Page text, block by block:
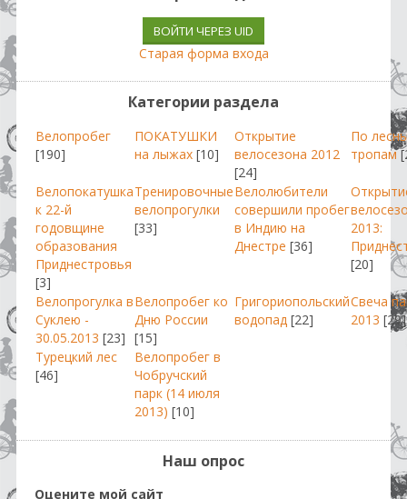
ВОЙТИ ЧЕРЕЗ UID
Старая форма входа
Категории раздела
Велопробег
[190]
ПОКАТУШКИ
на лыжах [10]
Открытие
велосезона 2012
[24]
По
тропам
Велопокатушка
к 22-й
годовщине
образования
Приднестровья
[3]
Тренировочные
велопрогулки
[33]
Велолюбители
совершили пробег
в Индию на
Днестре [36]
2013:
[20]
Велопрогулка в
Суклею -
30.05.2013 [23]
Велопробег ко
Дню России
[15]
Григориопольский
водопад [22]
Свеча
2013 [29]
Турецкий лес
[46]
Велопробег в
Чобручский
парк (14 июля
2013) [10]
Наш опрос
Оцените мой сайт